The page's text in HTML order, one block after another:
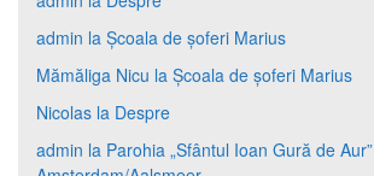
admin la Școala de șoferi Marius
Mămăliga Nicu la Școala de șoferi Marius
Nicolas la Despre
admin la Parohia „Sfântul Ioan Gură de Aur”